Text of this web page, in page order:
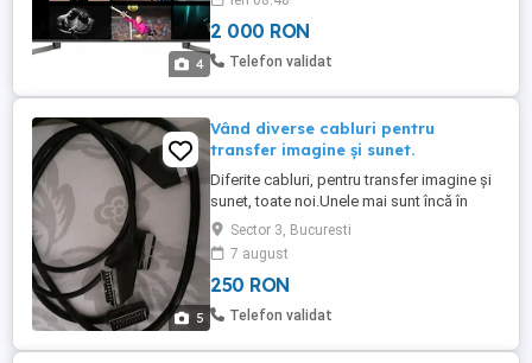
4
Culoare Negru Interfata 1 x RJ-45 1 x Jack
3.5 mm 4 x HDMI 1 x RF 3 x USB 1 x S PDIF
1 x Composite In Sistem de operare
YouTube Netflix HBO ...
2 000 RON
Telefon validat
5
Vând diverse cabluri pentru
transfer imagine și sunet.
Diferite cabluri, pentru transfer imagine și
sunet, toate noi.Unele mai sunt încă în
ambalajul original. Preț mic-toate la
250roni.
Sector 3, Bucuresti
7 august
250 RON
Telefon validat